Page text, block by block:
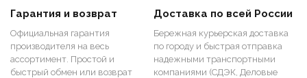
Гарантия и возврат
Официальная гарантия
производителя на весь
ассортимент. Простой и
быстрый обмен или возврат
Доставка по всей России
Бережная курьерская доставка
по городу и быстрая отправка
надежными транспортными
компаниями (СДЭК, Деловые